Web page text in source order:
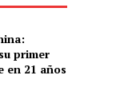
primer
en 21 años